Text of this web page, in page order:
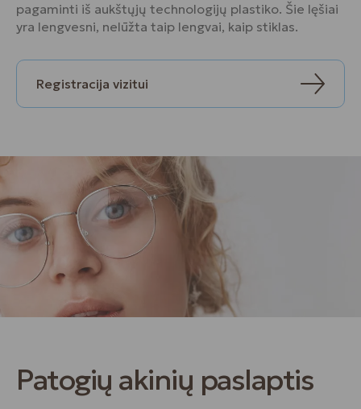
pagaminti iš aukštųjų technologijų plastiko. Šie lęšiai
yra lengvesni, nelūžta taip lengvai, kaip stiklas.
Registracija vizitui
Patogių akinių paslaptis